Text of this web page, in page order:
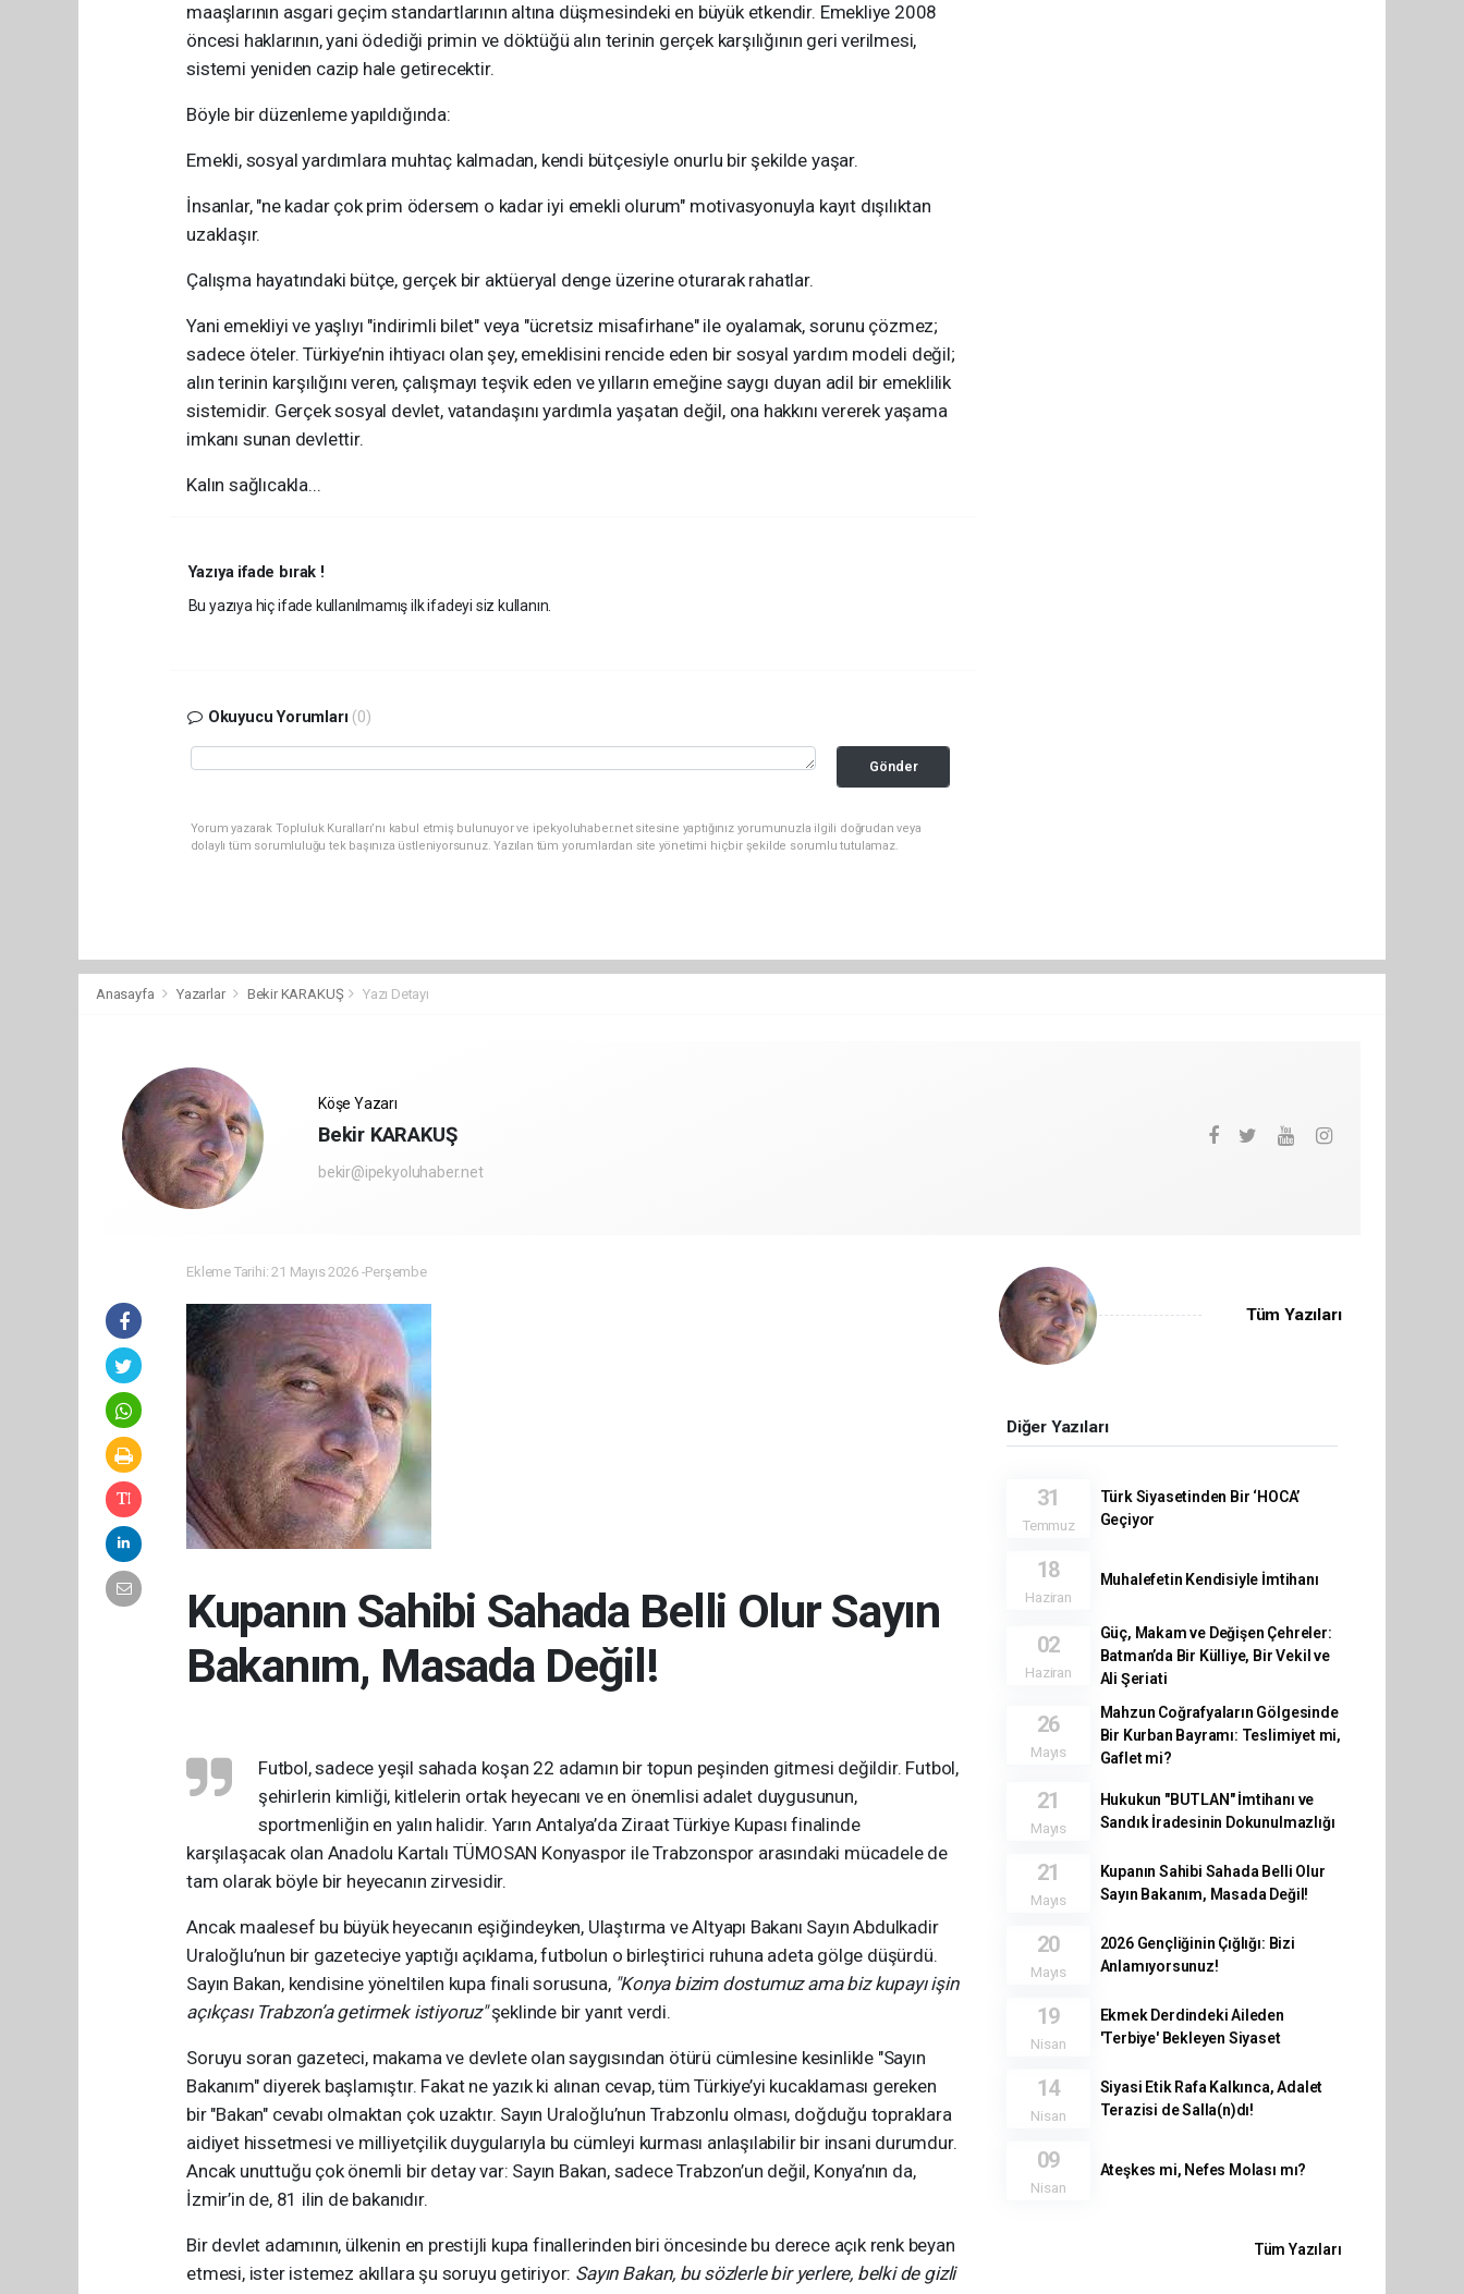
maaşlarının asgari geçim standartlarının altına düşmesindeki en büyük etkendir. Emekliye 2008
öncesi haklarının, yani ödediği primin ve döktüğü alın terinin gerçek karşılığının geri verilmesi,
sistemi yeniden cazip hale getirecektir.
Böyle bir düzenleme yapıldığında:
Emekli, sosyal yardımlara muhtaç kalmadan, kendi bütçesiyle onurlu bir şekilde yaşar.
İnsanlar, "ne kadar çok prim ödersem o kadar iyi emekli olurum" motivasyonuyla kayıt dışılıktan
uzaklaşır.
Çalışma hayatındaki bütçe, gerçek bir aktüeryal denge üzerine oturarak rahatlar.
Yani emekliyi ve yaşlıyı "indirimli bilet" veya "ücretsiz misafirhane" ile oyalamak, sorunu çözmez;
sadece öteler. Türkiye’nin ihtiyacı olan şey, emeklisini rencide eden bir sosyal yardım modeli değil;
alın terinin karşılığını veren, çalışmayı teşvik eden ve yılların emeğine saygı duyan adil bir emeklilik
sistemidir. Gerçek sosyal devlet, vatandaşını yardımla yaşatan değil, ona hakkını vererek yaşama
imkanı sunan devlettir.
Kalın sağlıcakla...
Yazıya ifade bırak !
Bu yazıya hiç ifade kullanılmamış ilk ifadeyi siz kullanın.
Okuyucu Yorumları (0)
Gönder
Yorum yazarak Topluluk Kuralları’nı kabul etmiş bulunuyor ve ipekyoluhaber.net sitesine yaptığınız yorumunuzla ilgili doğrudan veya
dolaylı tüm sorumluluğu tek başınıza üstleniyorsunuz. Yazılan tüm yorumlardan site yönetimi hiçbir şekilde sorumlu tutulamaz.
Anasayfa Yazarlar Bekir KARAKUŞ Yazı Detayı
Köşe Yazarı
Bekir KARAKUŞ
bekir@ipekyoluhaber.net
Ekleme Tarihi: 21 Mayıs 2026 -Perşembe
Kupanın Sahibi Sahada Belli Olur Sayın
Bakanım, Masada Değil!
Futbol, sadece yeşil sahada koşan 22 adamın bir topun peşinden gitmesi değildir. Futbol,
şehirlerin kimliği, kitlelerin ortak heyecanı ve en önemlisi adalet duygusunun,
sportmenliğin en yalın halidir. Yarın Antalya’da Ziraat Türkiye Kupası finalinde
karşılaşacak olan Anadolu Kartalı TÜMOSAN Konyaspor ile Trabzonspor arasındaki mücadele de
tam olarak böyle bir heyecanın zirvesidir.
Ancak maalesef bu büyük heyecanın eşiğindeyken, Ulaştırma ve Altyapı Bakanı Sayın Abdulkadir
Uraloğlu’nun bir gazeteciye yaptığı açıklama, futbolun o birleştirici ruhuna adeta gölge düşürdü.
Sayın Bakan, kendisine yöneltilen kupa finali sorusuna, "Konya bizim dostumuz ama biz kupayı işin
açıkçası Trabzon’a getirmek istiyoruz"şeklinde bir yanıt verdi.
Soruyu soran gazeteci, makama ve devlete olan saygısından ötürü cümlesine kesinlikle "Sayın
Bakanım" diyerek başlamıştır. Fakat ne yazık ki alınan cevap, tüm Türkiye’yi kucaklaması gereken
bir "Bakan" cevabı olmaktan çok uzaktır. Sayın Uraloğlu’nun Trabzonlu olması, doğduğu topraklara
aidiyet hissetmesi ve milliyetçilik duygularıyla bu cümleyi kurması anlaşılabilir bir insani durumdur.
Ancak unuttuğu çok önemli bir detay var: Sayın Bakan, sadece Trabzon’un değil, Konya’nın da,
İzmir’in de, 81 ilin de bakanıdır.
Bir devlet adamının, ülkenin en prestijli kupa finallerinden biri öncesinde bu derece açık renk beyan
etmesi, ister istemez akıllara şu soruyu getiriyor: Sayın Bakan, bu sözlerle bir yerlere, belki de gizli
Tüm Yazıları
Diğer Yazıları
31
Temmuz
Türk Siyasetinden Bir ‘HOCA’
Geçiyor
18
Haziran
Muhalefetin Kendisiyle İmtihanı
02
Haziran
Güç, Makam ve Değişen Çehreler:
Batman’da Bir Külliye, Bir Vekil ve
Ali Şeriati
26
Mayıs
Mahzun Coğrafyaların Gölgesinde
Bir Kurban Bayramı: Teslimiyet mi,
Gaflet mi?
21
Mayıs
Hukukun "BUTLAN" İmtihanı ve
Sandık İradesinin Dokunulmazlığı
21
Mayıs
Kupanın Sahibi Sahada Belli Olur
Sayın Bakanım, Masada Değil!
20
Mayıs
2026 Gençliğinin Çığlığı: Bizi
Anlamıyorsunuz!
19
Nisan
Ekmek Derdindeki Aileden
'Terbiye' Bekleyen Siyaset
14
Nisan
Siyasi Etik Rafa Kalkınca, Adalet
Terazisi de Salla(n)dı!
09
Nisan
Ateşkes mi, Nefes Molası mı?
Tüm Yazıları